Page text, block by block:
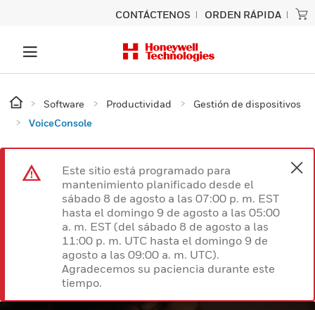
CONTÁCTENOS ORDEN RÁPIDA
Software Productividad
Gestión de dispositivos
VoiceConsole
Este sitio está programado para
mantenimiento planificado desde el
sábado 8 de agosto a las 07:00 p. m. EST
hasta el domingo 9 de agosto a las 05:00
a. m. EST (del sábado 8 de agosto a las
11:00 p. m. UTC hasta el domingo 9 de
agosto a las 09:00 a. m. UTC).
Agradecemos su paciencia durante este
tiempo.